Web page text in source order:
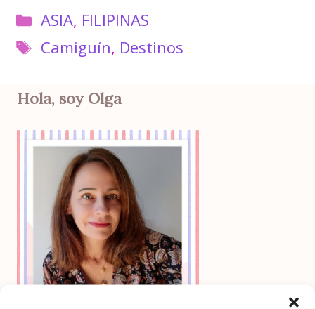
Categorías
ASIA, FILIPINAS
Etiquetas
Camiguín, Destinos
Hola, soy Olga